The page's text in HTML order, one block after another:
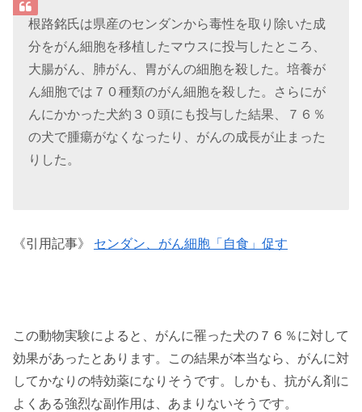
根路銘氏は県産のセンダンから毒性を取り除いた成
分をがん細胞を移植したマウスに投与したところ、
大腸がん、肺がん、胃がんの細胞を殺した。培養が
ん細胞では７０種類のがん細胞を殺した。さらにが
んにかかった犬約３０頭にも投与した結果、７６％
の犬で腫瘍がなくなったり、がんの成長が止まった
りした。
《引用記事》 センダン、がん細胞「自食」促す
この動物実験によると、がんに罹った犬の７６％に対して
効果があったとあります。この結果が本当なら、がんに対
してかなりの特効薬になりそうです。しかも、抗がん剤に
よくある強烈な副作用は、あまりないそうです。